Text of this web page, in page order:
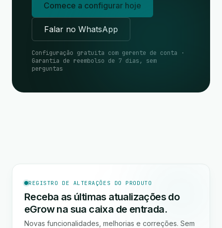
Comece a configurar hoje
Falar no WhatsApp
Configuração gratuita com gerente de conta ·
Garantia de reembolso de 7 dias, sem
perguntas
REGISTRO DE ALTERAÇÕES DO PRODUTO
Receba as últimas atualizações do
eGrow na sua caixa de entrada.
Novas funcionalidades, melhorias e correções. Sem